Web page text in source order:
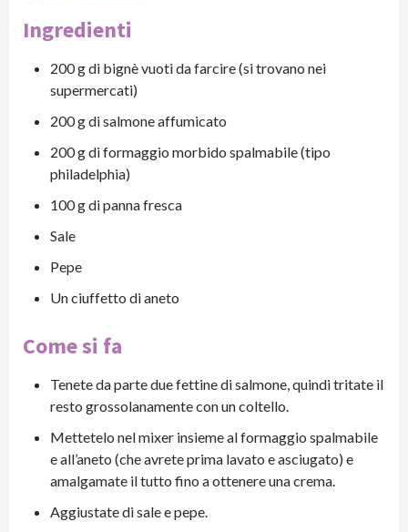
Ingredienti
200 g di bignè vuoti da farcire (si trovano nei
supermercati)
200 g di salmone affumicato
200 g di formaggio morbido spalmabile (tipo
philadelphia)
100 g di panna fresca
Sale
Pepe
Un ciuffetto di aneto
Come si fa
Tenete da parte due fettine di salmone, quindi tritate il
resto grossolanamente con un coltello.
Mettetelo nel mixer insieme al formaggio spalmabile
e all’aneto (che avrete prima lavato e asciugato) e
amalgamate il tutto fino a ottenere una crema.
Aggiustate di sale e pepe.